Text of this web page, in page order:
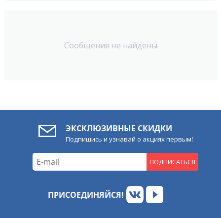
Сообщения не найдены
ЭКСКЛЮЗИВНЫЕ СКИДКИ
Подпишись и узнавай о акциях первым!
ПОДПИСАТЬСЯ
ПРИСОЕДИНЯЙСЯ!